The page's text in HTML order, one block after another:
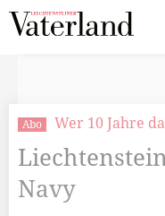
Abo Wer 10 Jahre
Navy